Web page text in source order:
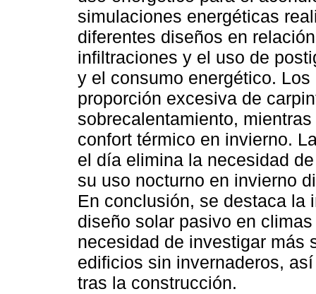
simulaciones energéticas
diferentes diseños en
infiltraciones y el uso de
y el consumo energético.
proporción excesiva de
sobrecalentamiento,
confort térmico en invierno.
el día elimina la necesidad
su uso nocturno en invierno
En conclusión, se destaca la
diseño solar pasivo en
necesidad de investigar más
edificios sin invernaderos,
tras la construcción.